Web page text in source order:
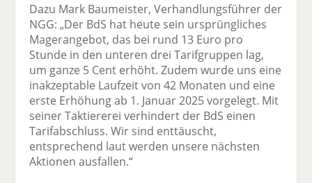
Dazu Mark Baumeister, Verhandlungsführer der
NGG: „Der BdS hat heute sein ursprüngliches
Magerangebot, das bei rund 13 Euro pro
Stunde in den unteren drei Tarifgruppen lag,
um ganze 5 Cent erhöht. Zudem wurde uns eine
inakzeptable Laufzeit von 42 Monaten und eine
erste Erhöhung ab 1. Januar 2025 vorgelegt. Mit
seiner Taktiererei verhindert der BdS einen
Tarifabschluss. Wir sind enttäuscht,
entsprechend laut werden unsere nächsten
Aktionen ausfallen.“